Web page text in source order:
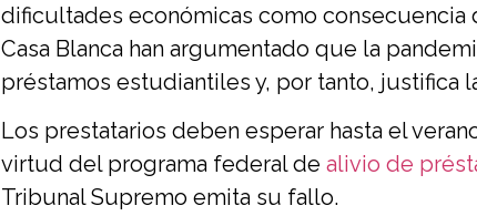
dificultades económicas como consecuencia
Casa Blanca han argumentado que la
préstamos estudiantiles y, por tanto, justifica
Los prestatarios deben esperar hasta el
virtud del programa federal de alivio de
Tribunal Supremo emita su fallo.